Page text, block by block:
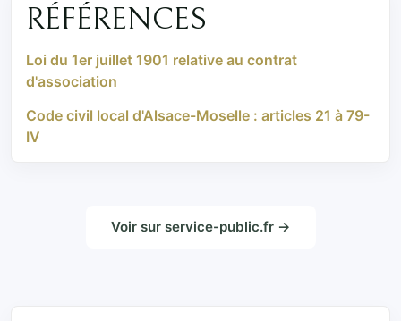
RÉFÉRENCES
Loi du 1er juillet 1901 relative au contrat
d'association
Code civil local d'Alsace-Moselle : articles 21 à 79-
IV
Voir sur service-public.fr →